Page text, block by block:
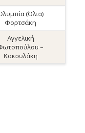
(Όλια)
Φορτσάκη
Αγγελική
–
Κακουλάκη